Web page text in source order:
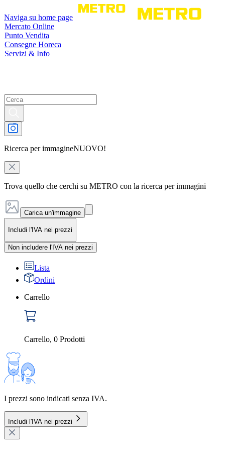
Naviga su home page
Mercato Online
Punto Vendita
Consegne Horeca
Servizi & Info
Ricerca per immagineNUOVO!
Trova quello che cerchi su METRO con la ricerca per immagini
Carica un'immagine
Includi l'IVA nei prezzi
Non includere l'IVA nei prezzi
Lista
Ordini
Carrello
Carrello, 0 Prodotti
I prezzi sono indicati senza IVA.
Includi l'IVA nei prezzi